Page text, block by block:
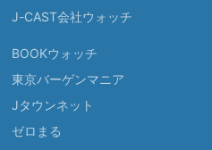
J-CAST会社ウォッチ
BOOKウォッチ
東京バーゲンマニア
Jタウンネット
ゼロまる